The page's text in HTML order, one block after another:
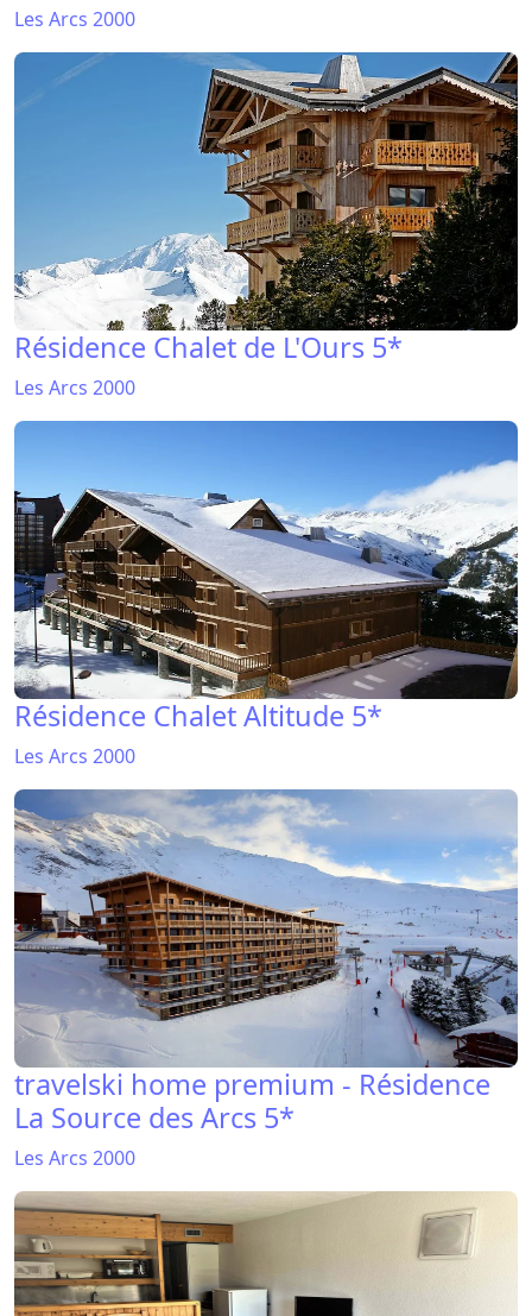
Les Arcs 2000
Résidence Chalet de L'Ours 5*
Les Arcs 2000
Résidence Chalet Altitude 5*
Les Arcs 2000
travelski home premium - Résidence
La Source des Arcs 5*
Les Arcs 2000